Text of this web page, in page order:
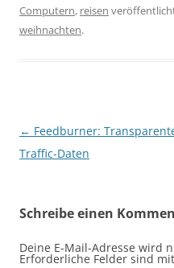
Computern, reisen
weihnachten.
Beitragsnavigation
← Feedburner:
Traffic-Daten
Schreibe einen
Deine E-Mail-Adresse wird
Erforderliche Felder sind mit